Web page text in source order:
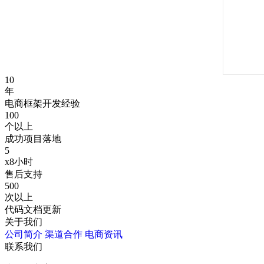
10
年
电商框架开发经验
100
个以上
成功项目落地
5
x8小时
售后支持
500
次以上
代码文档更新
关于我们
公司简介 渠道合作 电商资讯
联系我们